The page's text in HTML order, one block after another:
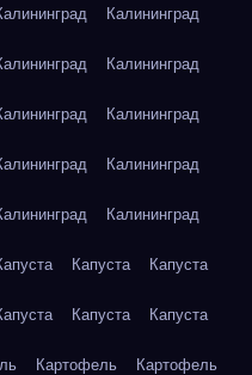
Калининград
Калининград
Калининград
Калининград
Калининград
Капуста Капуста
Капуста Капуста
Картофель Картофель